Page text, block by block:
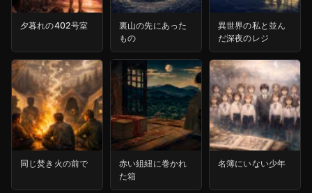
夕暮れの402号室
裏山の先にあった
もの
異世界の私と並ん
だ深夜のレジ
同じ焚き火の前で
赤い組紐に巻かれ
た箱
名簿にいない少年